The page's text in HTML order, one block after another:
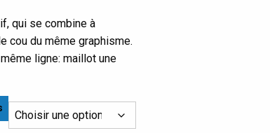
qui se combine à
cou du même graphisme.
ligne: maillot une